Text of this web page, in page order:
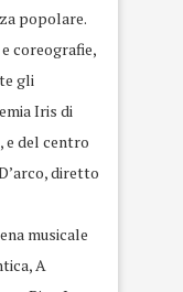
popolare.
coreografie,
gli
Iris di
e del centro
diretto
musicale
A